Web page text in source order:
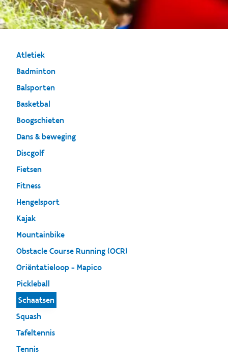
Atletiek
Badminton
Balsporten
Basketbal
Boogschieten
Dans & beweging
Discgolf
Fietsen
Fitness
Hengelsport
Kajak
Mountainbike
Obstacle Course Running (OCR)
Oriëntatieloop - Mapico
Pickleball
Schaatsen
Squash
Tafeltennis
Tennis